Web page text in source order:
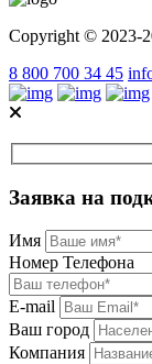
Copyright © 2023-
8 800 700 34 45
Заявка на
Имя
Номер Телефона
E-mail
Ваш город
Компания